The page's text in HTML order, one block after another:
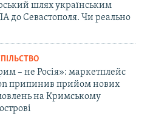
шлях українським
до Севастополя. Чи реально
– не Росія»: маркетплейс
припинив прийом нових
на Кримському